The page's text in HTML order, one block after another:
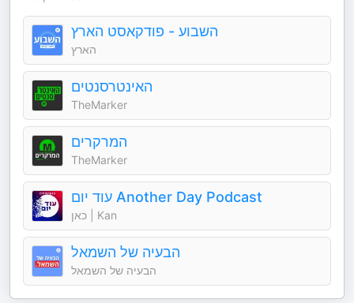
השבוע - פודקאסט הארץ
הארץ
האינטרסנטים
TheMarker
המרקרים
TheMarker
עוד יום Another Day Podcast
כאן | Kan
הבעיה של השמאל
הבעיה של השמאל